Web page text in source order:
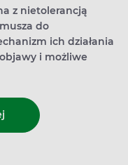
z nietolerancją
do
ich działania
i możliwe